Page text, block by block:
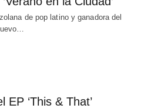
de pop latino y ganadora del
EP ‘This & That’